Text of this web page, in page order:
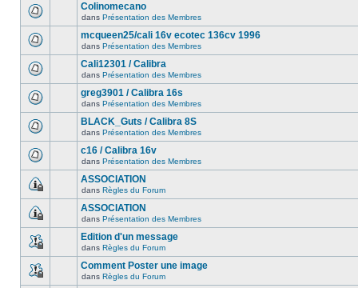
Colinomecano
dans Présentation des Membres
mcqueen25/cali 16v ecotec 136cv 1996
dans Présentation des Membres
Cali12301 / Calibra
dans Présentation des Membres
greg3901 / Calibra 16s
dans Présentation des Membres
BLACK_Guts / Calibra 8S
dans Présentation des Membres
c16 / Calibra 16v
dans Présentation des Membres
ASSOCIATION
dans Règles du Forum
ASSOCIATION
dans Présentation des Membres
Edition d'un message
dans Règles du Forum
Comment Poster une image
dans Règles du Forum